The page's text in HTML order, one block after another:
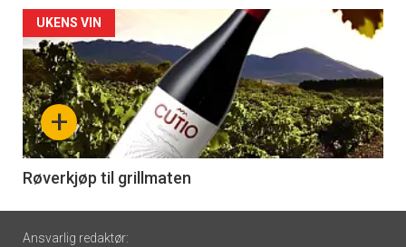
Forsiden
akkurat
nå
-
6
+
UKENS VIN
Røverkjøp til grillmaten
Footer
Ansvarlig redaktør: